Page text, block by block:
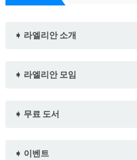
➧ 라엘리안 소개
➧ 라엘리안 모임
➧ 무료 도서
➧ 이벤트